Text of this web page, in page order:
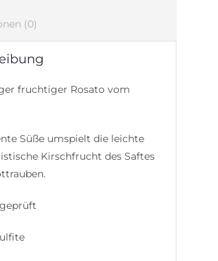
(0)
fruchtiger Rosato vom
Süße umspielt die leichte
Kirschfrucht des Saftes